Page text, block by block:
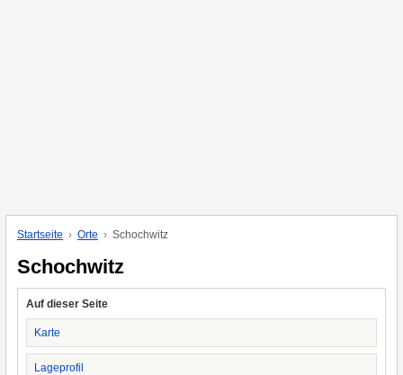
Startseite Orte Schochwitz
Schochwitz
Auf dieser Seite
Karte
Lageprofil